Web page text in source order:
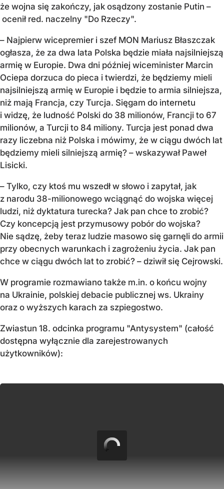
że wojna się zakończy, jak osądzony zostanie Putin –
ocenił red. naczelny "Do Rzeczy".
– Najpierw wicepremier i szef MON Mariusz Błaszczak
ogłasza, że za dwa lata Polska będzie miała najsilniejszą
armię w Europie. Dwa dni później wiceminister Marcin
Ociepa dorzuca do pieca i twierdzi, że będziemy mieli
najsilniejszą armię w Europie i będzie to armia silniejsza,
niż mają Francja, czy Turcja. Sięgam do internetu
i widzę, że ludność Polski do 38 milionów, Francji to 67
milionów, a Turcji to 84 miliony. Turcja jest ponad dwa
razy liczebna niż Polska i mówimy, że w ciągu dwóch lat
będziemy mieli silniejszą armię? – wskazywał Paweł
Lisicki.
– Tylko, czy ktoś mu wszedł w słowo i zapytał, jak
z narodu 38-milionowego wciągnąć do wojska więcej
ludzi, niż dyktatura turecka? Jak pan chce to zrobić?
Czy koncepcją jest przymusowy pobór do wojska?
Nie sądzę, żeby teraz ludzie masowo się garnęli do armii
przy obecnych warunkach i zagrożeniu życia. Jak pan
chce w ciągu dwóch lat to zrobić? – dziwił się Cejrowski.
W programie rozmawiano także m.in. o końcu wojny
na Ukrainie, polskiej debacie publicznej ws. Ukrainy
oraz o wyższych karach za szpiegostwo.
Zwiastun 18. odcinka programu "Antysystem" (całość
dostępna wyłącznie dla zarejestrowanych
użytkowników):